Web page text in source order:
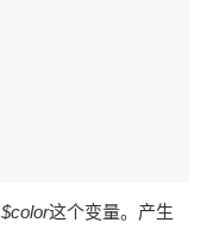
$color这个变量。产生